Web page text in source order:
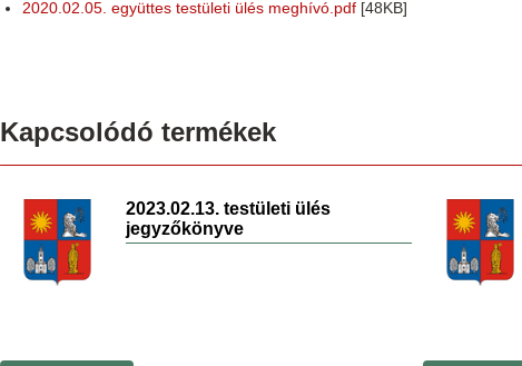
2020.02.05. együttes testületi ülés meghívó.pdf [48KB]
Kapcsolódó termékek
2023.02.13. testületi ülés
jegyzőkönyve